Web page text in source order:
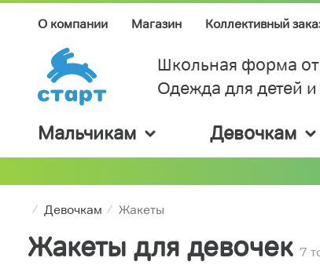
О компании Магазин Коллективный
Школьная форма
Одежда для детей
Мальчикам Девочкам
Девочкам Жакеты
Жакеты для девочек 7